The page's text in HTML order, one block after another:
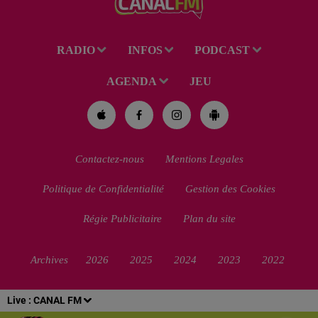
Live : CANAL FM
RADIO INFOS PODCAST
AGENDA JEU
Contactez-nous Mentions Legales
Politique de Confidentialité Gestion des Cookies
Régie Publicitaire Plan du site
Archives 2026 2025 2024 2023 2022